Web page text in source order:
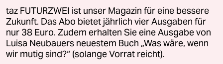
taz FUTURZWEI ist unser Magazin für eine bessere
Zukunft. Das Abo bietet jährlich vier Ausgaben für
nur 38 Euro. Zudem erhalten Sie eine Ausgabe von
Luisa Neubauers neuestem Buch „Was wäre, wenn
wir mutig sind?“ (solange Vorrat reicht).